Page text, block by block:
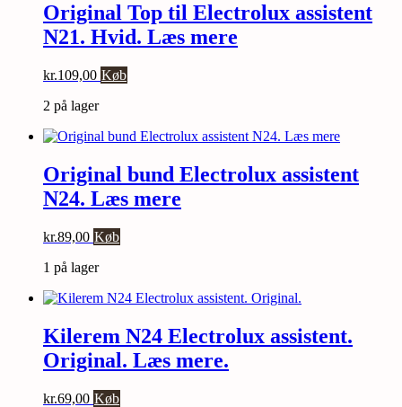
Original Top til Electrolux assistent
N21. Hvid. Læs mere
kr.109,00 Køb
2 på lager
Original bund Electrolux assistent
N24. Læs mere
kr.89,00 Køb
1 på lager
Kilerem N24 Electrolux assistent.
Original. Læs mere.
kr.69,00 Køb